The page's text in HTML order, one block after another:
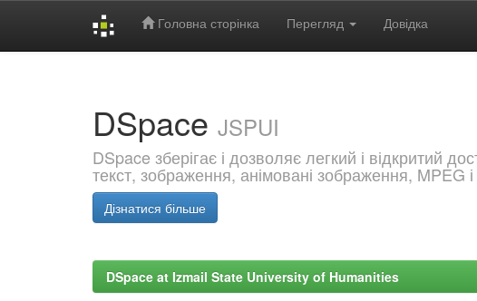
Головна сторінка Перегляд Довідка
DSpace JSPUI
DSpace зберігає і дозволяє легкий і відкритий
текст, зображення, анімовані зображення, MPEG
Дізнатися більше
DSpace at Izmail State University of Humanities